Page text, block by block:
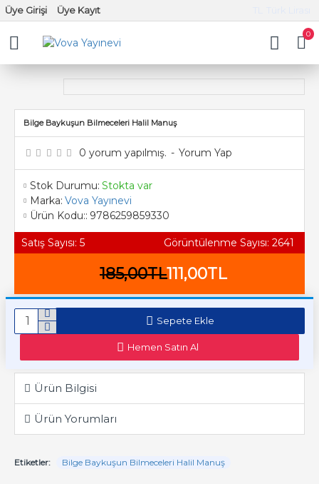
Üye Girişi Üye Kayıt
0
Bilge Baykuşun Bilmeceleri Halil Manuş
Stok Durumu: Stokta var
Marka: Vova Yayınevi
Ürün Kodu:: 9786259859330
Satış Sayısı: 5 Görüntülenme Sayısı: 2641
0 yorum yapılmış. - Yorum Yap
111,00TL
185,00TL
Sepete Ekle
Hemen Satın Al
Ürün Bilgisi
Ürün Yorumları
Etiketler: Bilge Baykuşun Bilmeceleri Halil Manuş